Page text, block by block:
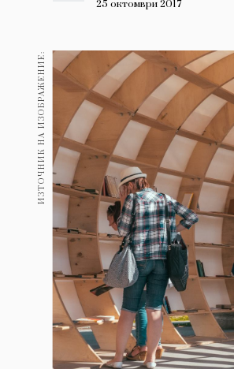
Здраве 389
Gentlemen
382
Wellness 1817
ПОСЛЕДВАЙТЕ
НИ
25 октомври 2017
ИЗТОЧНИК НА ИЗОБРАЖЕНИЕ: